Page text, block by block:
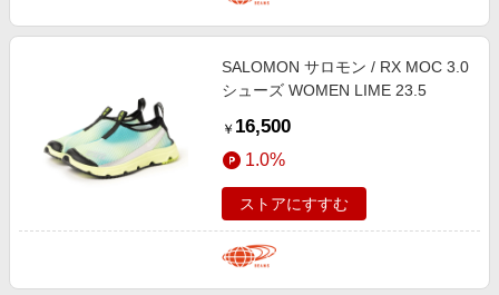
SALOMON サロモン / RX MOC 3.0
シューズ WOMEN LIME 23.5
￥ 16,500
1.0%
ストアにすすむ